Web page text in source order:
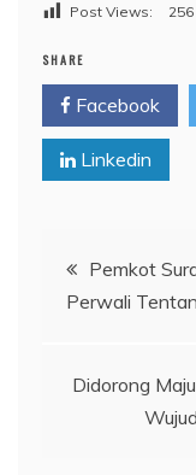
Post Views: 256
SHARE
Facebook
Linkedin
Navigasi
pos
Pemkot
Perwali
Didorong